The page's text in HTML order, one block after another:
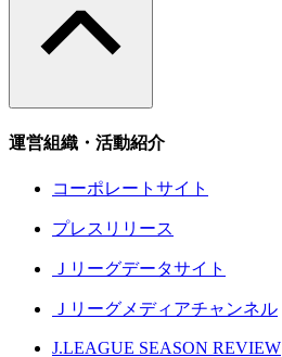
運営組織・活動紹介
コーポレートサイト
プレスリリース
Ｊリーグデータサイト
Ｊリーグメディアチャンネル
J.LEAGUE SEASON REVIEW